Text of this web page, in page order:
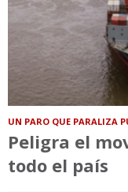
UN PARO QUE PARALIZA
Peligra el
todo el país